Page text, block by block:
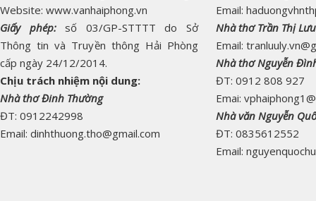
Website: www.vanhaiphong.vn
Giấy phép:
số 03/GP-STTTT do Sở
Thông tin và Truyền thông Hải Phòng
cấp ngày 24/12/2014.
Chịu trách nhiệm nội dung:
Nhà thơ Đinh Thường
ĐT: 0912242998
Email: dinhthuong.tho@gmail.com
Email:
Nhà thơ Trần Thị
Email:
Nhà thơ Nguyễn
ĐT: 0912 808 927
Emai:
Nhà văn Nguyễn
ĐT: 0835612552
Email: